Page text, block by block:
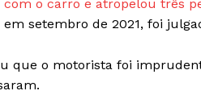
o carro e atropelou três
setembro de 2021, foi
que o motorista foi